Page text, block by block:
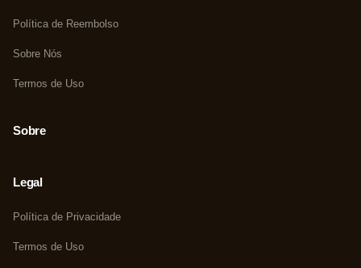
Política de Reembolso
Sobre Nós
Termos de Uso
Sobre
Legal
Política de Privacidade
Termos de Uso